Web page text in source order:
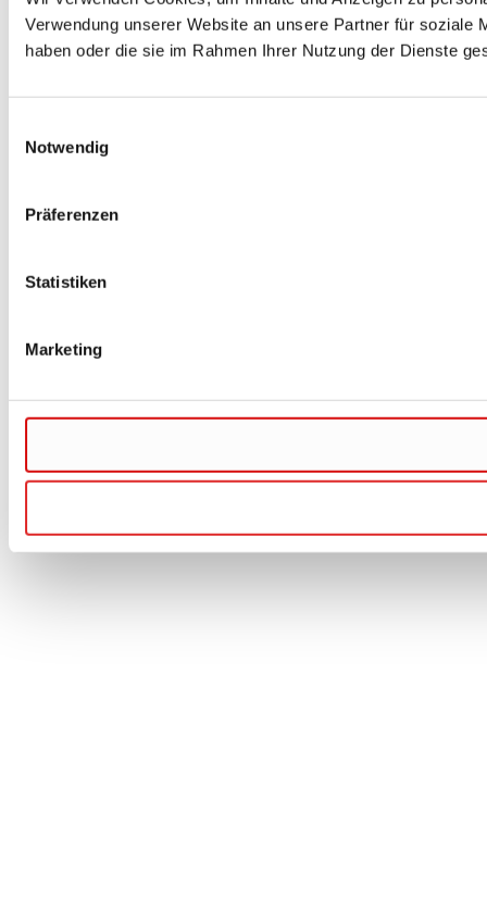
Verwendung unserer Website an unsere Partner für soziale
haben oder die sie im Rahmen Ihrer Nutzung der Dienste
Notwendig
Präferenzen
Statistiken
Marketing